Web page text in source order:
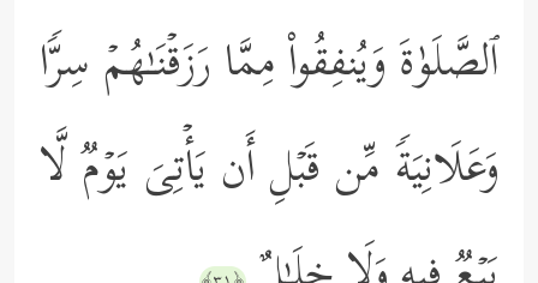
ٱلصَّلَوٰةَ وَیُنفِقُواْ مِمَّا رَزَقۡنَـٰهُمۡ سِرࣰّا
وَعَلَانِیَةࣰ مِّن قَبۡلِ أَن یَأۡتِیَ یَوۡمࣱ لَّا